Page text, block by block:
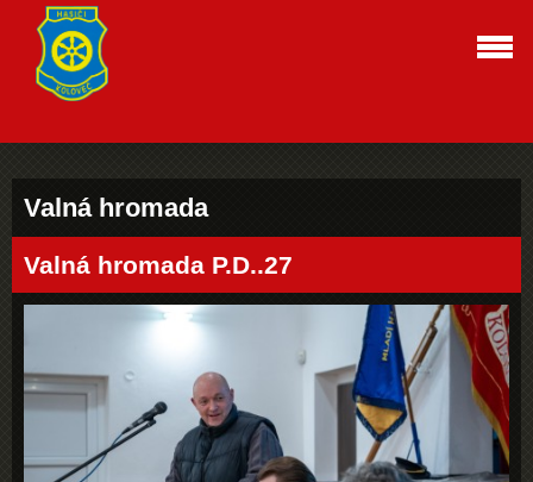
Valná hromada
Valná hromada P.D..27